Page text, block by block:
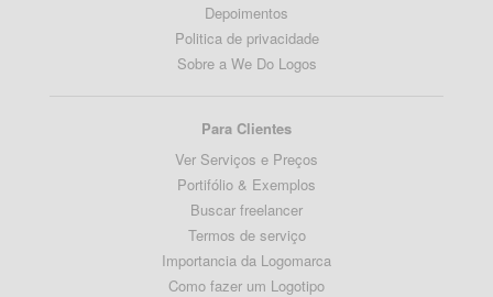
Depoimentos
Politica de privacidade
Sobre a We Do Logos
Para Clientes
Ver Serviços e Preços
Portifólio & Exemplos
Buscar freelancer
Termos de serviço
Importancia da Logomarca
Como fazer um Logotipo